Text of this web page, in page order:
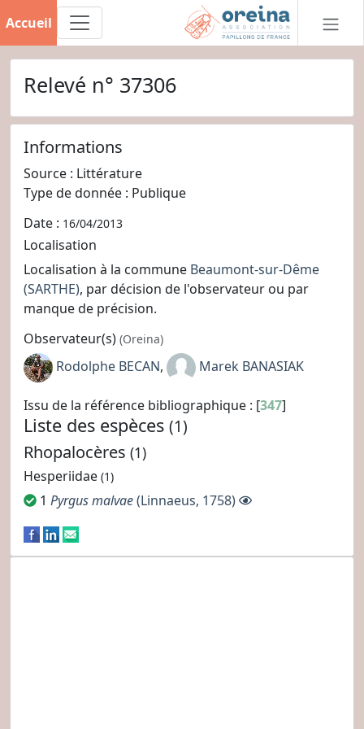
Accueil
Relevé n° 37306
Informations
Source : Littérature
Type de donnée : Publique
Date : 16/04/2013
Localisation
Localisation à la commune Beaumont-sur-Dême
(SARTHE), par décision de l'observateur ou par
manque de précision.
Observateur(s) (Oreina)
Rodolphe BECAN, Marek BANASIAK
Issu de la référence bibliographique : [347]
Liste des espèces (1)
Rhopalocères (1)
Hesperiidae (1)
1 Pyrgus malvae(Linnaeus, 1758)